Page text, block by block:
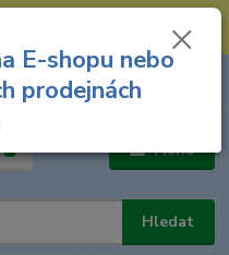
nářadí: 731 449 423 --
Menu
Hledat
za
E-shopu nebo
prodejnách